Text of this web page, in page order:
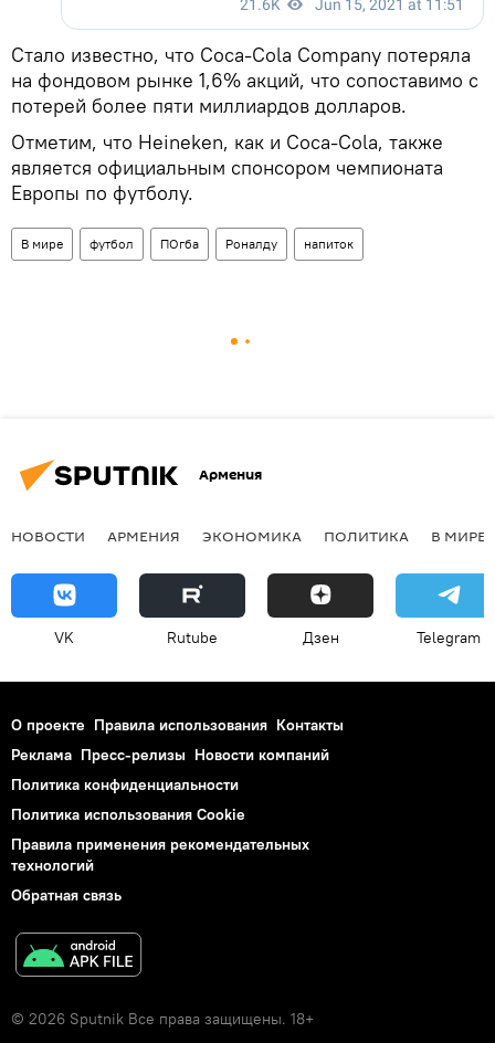
Стало известно, что Coca-Cola Company потеряла
на фондовом рынке 1,6% акций, что сопоставимо с
потерей более пяти миллиардов долларов.
Отметим, что Heineken, как и Coca-Cola, также
является официальным спонсором чемпионата
Европы по футболу.
В мире футбол ПОгба Роналду напиток
Армения
НОВОСТИ АРМЕНИЯ ЭКОНОМИКА ПОЛИТИКА В МИРЕ
VK Rutube Дзен Telegram
О проекте Правила использования Контакты
Реклама Пресс-релизы Новости компаний
Политика конфиденциальности
Политика использования Cookie
Правила применения рекомендательных
технологий
Обратная связь
© 2026 Sputnik Все права защищены. 18+